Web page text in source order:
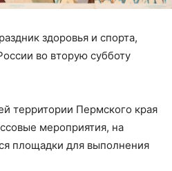
здоровья и спорта,
во вторую субботу
территории Пермского края
мероприятия, на
площадки для выполнения